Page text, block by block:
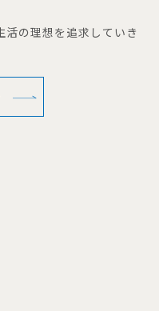
活の理想を追求していき